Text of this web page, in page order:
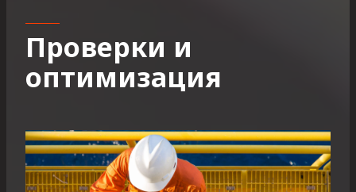
Проверки и
оптимизация